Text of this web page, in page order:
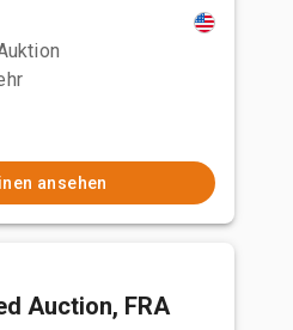
ansehen
Auction, FRA